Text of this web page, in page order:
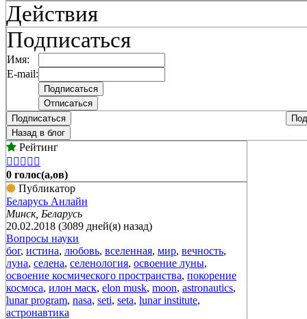
Действия
Подписаться
Имя:
E-mail:
Подписаться
Назад в блог
Рейтинг
    
0 голос(а,ов)
Публикатор
Беларусь Анлайн
Минск, Беларусь
20.02.2018 (3089 дней(я) назад)
Вопросы науки
бог, истина, любовь, вселенная, мир, вечность,
луна, селена, селенология, освоение луны,
освоение космического пространства, покорение
космоса, илон маск, elon musk, moon, astronautics,
lunar program, nasa, seti, seta, lunar institute,
астронавтика